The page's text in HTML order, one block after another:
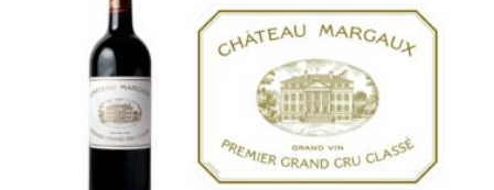
à
4
370.40€